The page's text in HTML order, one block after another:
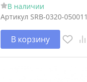
В наличии
Артикул SRB-0320-050011
В корзину